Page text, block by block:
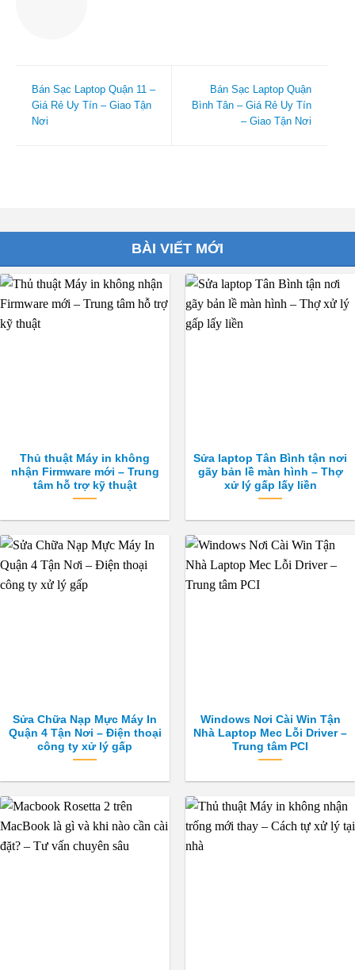
Bán Sạc Laptop Quận 11 –
Giá Rẻ Uy Tín – Giao Tận
Nơi
Bán Sạc Laptop Quận
Bình Tân – Giá Rẻ Uy Tín
– Giao Tận Nơi
BÀI VIẾT MỚI
Thủ thuật Máy in không
nhận Firmware mới – Trung
tâm hỗ trợ kỹ thuật
Sửa laptop Tân Bình tận nơi
gãy bản lề màn hình – Thợ
xử lý gấp lấy liền
Sửa Chữa Nạp Mực Máy In
Quận 4 Tận Nơi – Điện thoại
công ty xử lý gấp
Windows Nơi Cài Win Tận
Nhà Laptop Mec Lỗi Driver –
Trung tâm PCI